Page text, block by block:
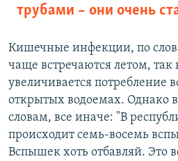
трубами – они очень
Кишечные инфекции, по
чаще встречаются летом, так
увеличивается потребление
открытых водоемах. Однако в
словам, все иначе: "В
происходит семь-восемь
Вспышек хоть отбавляй. Это